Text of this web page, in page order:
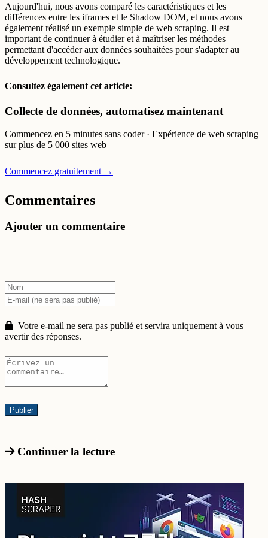
Aujourd'hui, nous avons comparé les caractéristiques et les
différences entre les iframes et le Shadow DOM, et nous avons
également réalisé un exemple simple de web scraping. Il est
important de continuer à étudier et à maîtriser les méthodes
permettant d'accéder aux données souhaitées pour s'adapter au
développement technologique.
Consultez également cet article:
Collecte de données, automatisez maintenant
Commencez en 5 minutes sans coder · Expérience de web scraping
sur plus de 5 000 sites web
Commencez gratuitement →
Commentaires
Ajouter un commentaire
Votre e-mail ne sera pas publié et servira uniquement à vous
avertir des réponses.
Continuer la lecture